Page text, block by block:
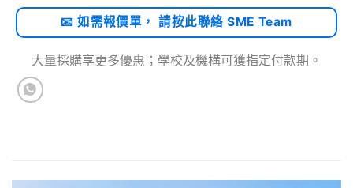
📧 如需報價單， 請按此聯絡 SME Team
大量採購享更多優惠；學校及機構可獲指定付款期。